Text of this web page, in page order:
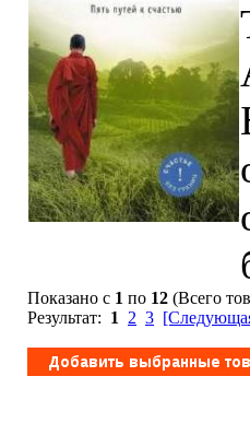
Показано с 1 по 12 (Всего
Результат: 1 2 3